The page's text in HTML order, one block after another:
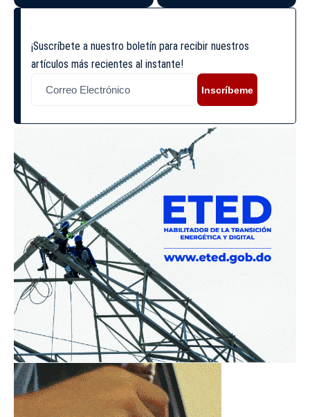
¡Suscríbete a nuestro boletín para recibir nuestros
artículos más recientes al instante!
Inscríbeme